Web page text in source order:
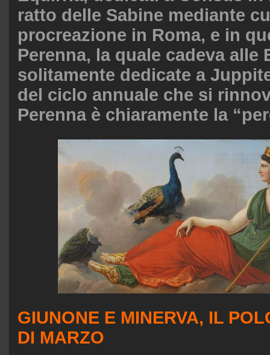
ratto delle Sabine mediante
procreazione in Roma, e in
Perenna, la quale cadeva alle
solitamente dedicate a
del ciclo annuale che si
Perenna è chiaramente la
GIUNONE E MINERVA, IL
DI MARZO